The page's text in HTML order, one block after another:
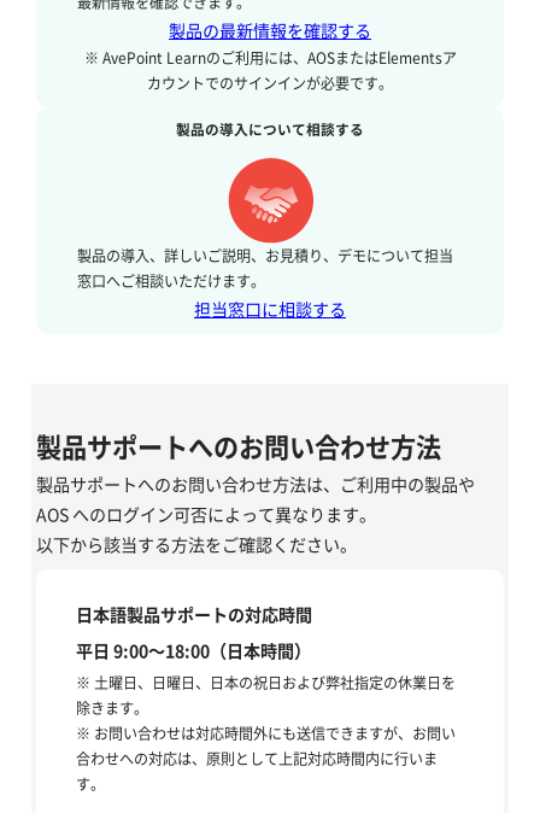
製品の最新情報を確認する
※ AvePoint Learnのご利用には、AOSまたはElementsア
カウントでのサインインが必要です。
製品の導入について相談する
製品の導入、詳しいご説明、お見積り、デモについて担当
窓口へご相談いただけます。
担当窓口に相談する
製品サポートへのお問い合わせ方法
製品サポートへのお問い合わせ方法は、ご利用中の製品や
AOS へのログイン可否によって異なります。
以下から該当する方法をご確認ください。
日本語製品サポートの対応時間
平日 9:00～18:00（日本時間）
※ 土曜日、日曜日、日本の祝日および弊社指定の休業日を
除きます。
※ お問い合わせは対応時間外にも送信できますが、お問い
合わせへの対応は、原則として上記対応時間内に行いま
す。